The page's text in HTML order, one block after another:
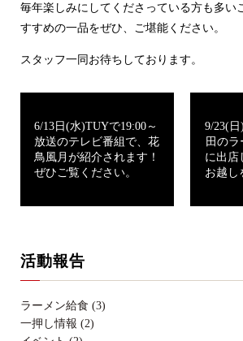
毎年楽しみにしてくださっている方も多い
すすめの一品をぜひ、ご堪能ください。
スタッフ一同お待ちしております。
6/13日(水)TUYで19:00～
放送のテレビ番組で、花
鳥風月が紹介されます！
ぜひご覧ください。
9/23(
田のラ
に出店
お越し
活動報告
ラーメン給食 (3)
一押し情報 (2)